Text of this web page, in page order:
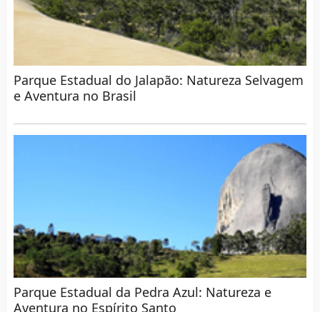
Parque Estadual do Jalapão: Natureza Selvagem
e Aventura no Brasil
Parque Estadual da Pedra Azul: Natureza e
Aventura no Espírito Santo